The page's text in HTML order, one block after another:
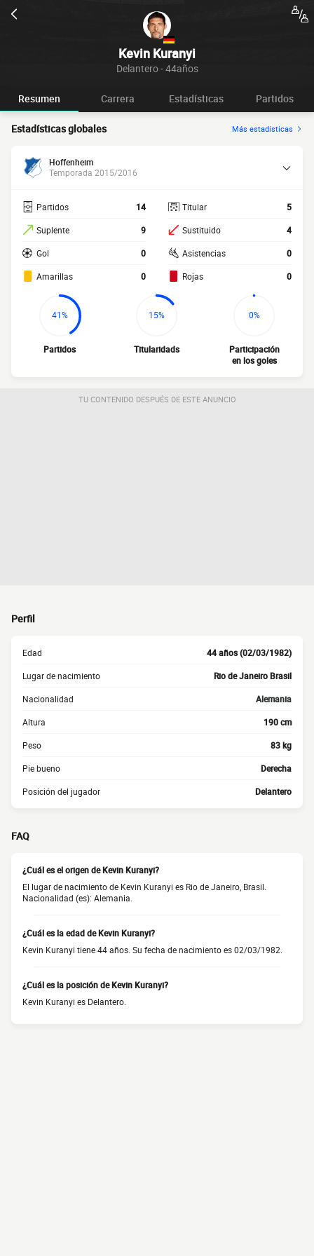
Kevin Kuranyi
Delantero - 44años
Resumen Carrera Estadísticas Partidos
Estadísticas globales Más estadísticas
Hoffenheim
Temporada 2015/2016
Partidos 14
Suplente 9
Gol 0
Amarillas 0
Titular 5
Sustituido 4
Asistencias 0
Rojas 0
41%
Partidos
15%
Titularidads
0%
Participación
en los goles
TU CONTENIDO DESPUÉS DE ESTE ANUNCIO
Perfil
Edad 44 años (02/03/1982)
Lugar de nacimiento Rio de Janeiro Brasil
Nacionalidad Alemania
Altura 190 cm
Peso 83 kg
Pie bueno Derecha
Posición del jugador Delantero
FAQ
¿Cuál es el origen de Kevin Kuranyi?
El lugar de nacimiento de Kevin Kuranyi es Rio de Janeiro, Brasil.
Nacionalidad (es): Alemania.
¿Cuál es la edad de Kevin Kuranyi?
Kevin Kuranyi tiene 44 años. Su fecha de nacimiento es 02/03/1982.
¿Cuál es la posición de Kevin Kuranyi?
Kevin Kuranyi es Delantero.